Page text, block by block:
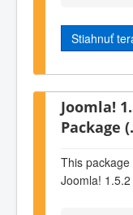
Stiahnuť
Joomla!
Package
This
Joomla!